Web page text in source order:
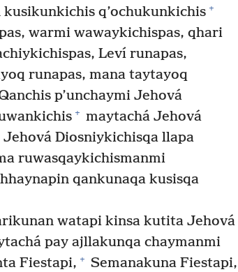
q’ochukunkichis +
warmi wawaykichispas, qhari
Leví runapas,
runapas, mana taytayoq
p’unchaymi Jehová
+ maytachá Jehová
Diosniykichisqa llapa
ruwasqaykichismanmi
qankunaqa kusisqa
watapi kinsa kutita Jehová
pay ajllakunqa chaymanmi
Fiestapi, + Semanakuna Fiestapi,